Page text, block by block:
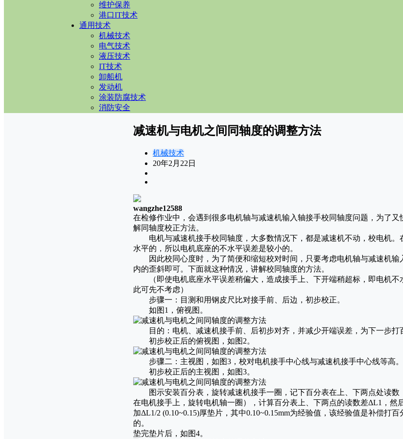
维护保养
港口IT技术
通用技术
机械技术
电气技术
液压技术
IT技术
卸船机
发动机
涂装防腐技术
消防安全
减速机与电机之间同轴度的调整方法
机械技术
20年2月22日
wangzhe12588
在检修作业中，会遇到很多电机轴与减速机输入轴接手校同轴度问题，为了
解同轴度校正方法。
电机与减速机接手校同轴度，大多数情况下，都是减速机不动，校电机。
水平的，所以电机底座的不水平误差是较小的。
因此校同心度时，为了简便和缩短校对时间，只要考虑电机轴与减速机输
内的歪斜即可。下面就这种情况，讲解校同轴度的方法。
（即使电机底座水平误差稍偏大，造成接手上、下开端稍超标，即电机不
此可先不考虑）
步骤一：目测和用钢皮尺比对接手前、后边，初步校正。
如图1，俯视图。
目的：电机、减速机接手前、后初步对齐，并减少开端误差，为下一步打
初步校正后的俯视图，如图2。
步骤二：主视图，如图3，校对电机接手中心线与减速机接手中心线等高。
初步校正后的主视图，如图3。
图示安装百分表，旋转减速机接手一圈，记下百分表在上、下两点处读数
在电机接手上，旋转电机轴一圈），计算百分表上、下两点的读数差ΔL1，然
加ΔL1/2 (0.10~0.15)厚垫片，其中0.10~0.15mm为经验值，该经验值是补偿打
的。
垫完垫片后，如图4。